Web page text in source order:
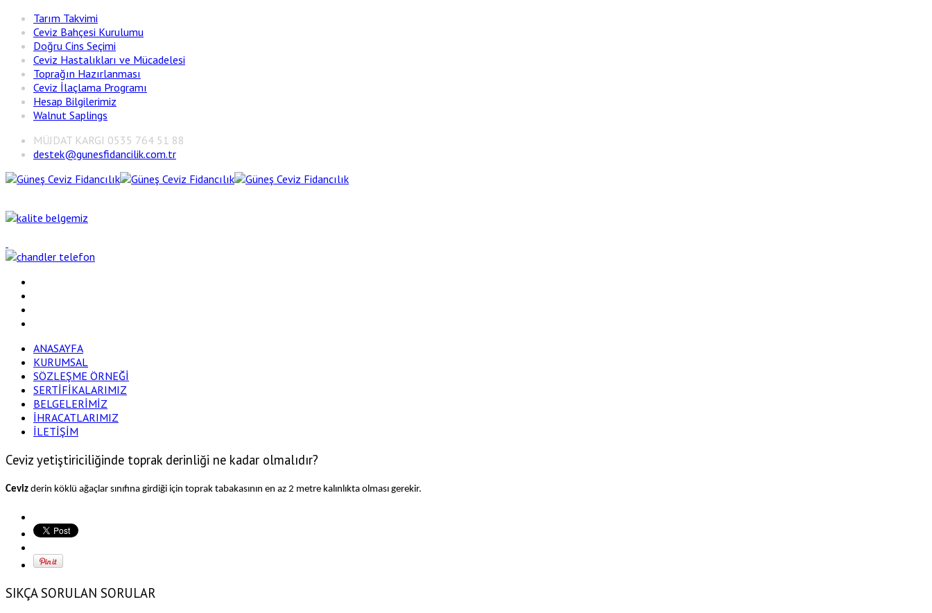
Tarım Takvimi
Ceviz Bahçesi Kurulumu
Doğru Cins Seçimi
Ceviz Hastalıkları ve Mücadelesi
Toprağın Hazırlanması
Ceviz İlaçlama Programı
Hesap Bilgilerimiz
Walnut Saplings
MÜJDAT KARGI 0535 764 51 88
destek@gunesfidancilik.com.tr
ANASAYFA
KURUMSAL
SÖZLEŞME ÖRNEĞİ
SERTİFİKALARIMIZ
BELGELERİMİZ
İHRACATLARIMIZ
İLETİŞİM
Ceviz yetiştiriciliğinde toprak derinliği ne kadar olmalıdır?
Ceviz derin köklü ağaçlar sınıfına girdiği için toprak tabakasının en az 2 metre kalınlıkta olması gerekir.
SIKÇA SORULAN SORULAR